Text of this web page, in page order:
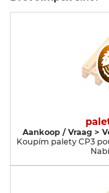
Aankoop / Vraag >
Koupím palety CP3